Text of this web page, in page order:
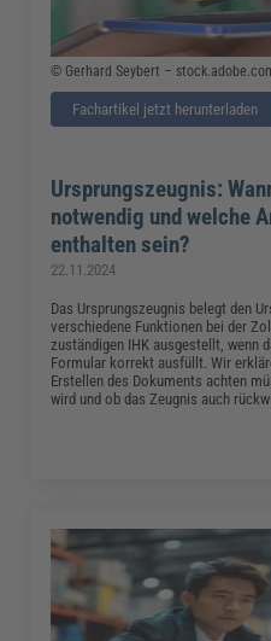
© Gerhard Seybert –
Fachartikel jetzt herunterladen
Ursprungszeugnis:
notwendig und welche
enthalten sein?
22.11.2024
Das Ursprungszeugnis belegt den
verschiedene Funktionen bei der
zuständigen IHK ausgestellt, wenn
Formular korrekt ausfüllt. Wir
Erstellen des Dokuments achten
wird und ob das Zeugnis auch